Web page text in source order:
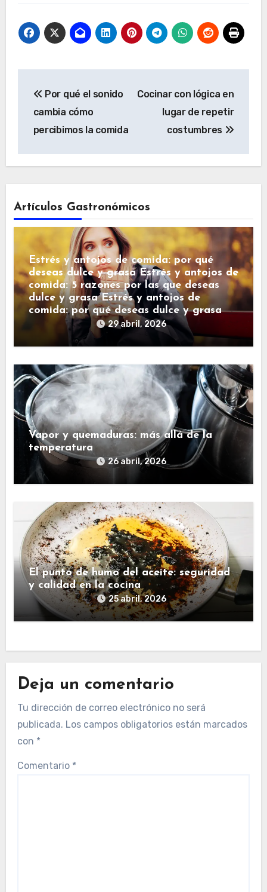
de
entradas
Por qué el sonido
cambia cómo
percibimos la comida
Cocinar con lógica en
lugar de repetir
costumbres
Artículos Gastronómicos
Estrés y antojos de comida: por qué
deseas dulce y grasa Estrés y antojos de
comida: 5 razones por las que deseas
dulce y grasa Estrés y antojos de
comida: por qué deseas dulce y grasa
29 abril, 2026
Vapor y quemaduras: más allá de la
temperatura
26 abril, 2026
El punto de humo del aceite: seguridad
y calidad en la cocina
25 abril, 2026
Deja un comentario
Tu dirección de correo electrónico no será
publicada. Los campos obligatorios están marcados
con *
Comentario *